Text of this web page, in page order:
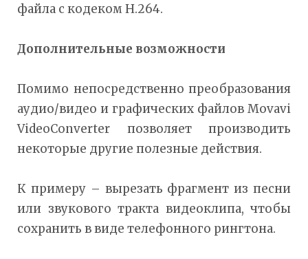
файла с кодеком H.264.
Дополнительные возможности
Помимо непосредственно преобразования
аудио/видео и графических файлов Movavi
VideoConverter позволяет производить
некоторые другие полезные действия.
К примеру – вырезать фрагмент из песни
или звукового тракта видеоклипа, чтобы
сохранить в виде телефонного рингтона.